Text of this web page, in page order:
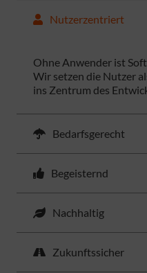
Nutzerzentriert
Ohne Anwender ist
Wir setzen die Nutzer
ins Zentrum des
Bedarfsgerecht
Begeisternd
Nachhaltig
Zukunftssicher